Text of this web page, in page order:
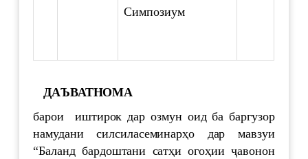
Симпозиум
ДАЪВАТНОМА
барои иштирок дар озмун оид ба баргузор
намудани силсиласеминарҳо дар мавзуи
“Баланд бардоштани сатҳи огоҳии ҷавонон